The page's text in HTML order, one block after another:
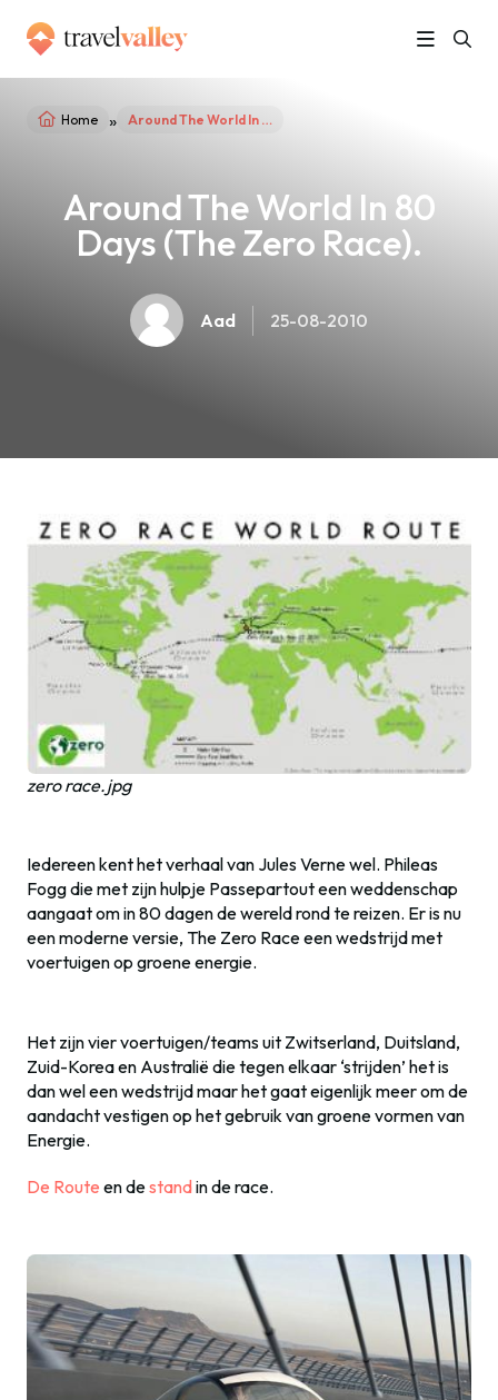
Home » Around The World In 80 Days (The Zero Race).
Around The World In 80
Days (The Zero Race).
Aad 25-08-2010
zero race.jpg
Iedereen kent het verhaal van Jules Verne wel. Phileas
Fogg die met zijn hulpje Passepartout een weddenschap
aangaat om in 80 dagen de wereld rond te reizen. Er is nu
een moderne versie, The Zero Race een wedstrijd met
voertuigen op groene energie.
Het zijn vier voertuigen/teams uit Zwitserland, Duitsland,
Zuid-Korea en Australië die tegen elkaar ‘strijden’ het is
dan wel een wedstrijd maar het gaat eigenlijk meer om de
aandacht vestigen op het gebruik van groene vormen van
Energie.
De Route en destandin de race.